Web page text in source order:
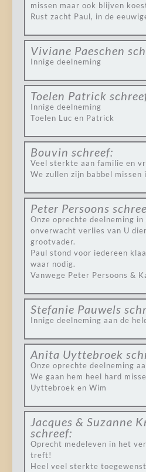
missen maar ook blijven
Rust zacht Paul, in de
Viviane Paeschen
Innige deelneming
Toelen Patrick
Innige deelneming
Toelen Luc en Patrick
Bouvin schreef:
Veel sterkte aan familie en
We zullen zijn babbel
Peter Persoons
Onze oprechte deelneming
onverwacht verlies van U
grootvader.
Paul stond voor iedereen
waar nodig.
Vanwege Peter Persoons &
Stefanie Pauwels
Innige deelneming aan de
Anita Uyttebroek
Onze oprechte deelneming
We gaan hem heel hard
Uyttebroek en Wim
Jacques & Suzanne
schreef:
Oprecht medeleven in het
treft!
Heel veel sterkte